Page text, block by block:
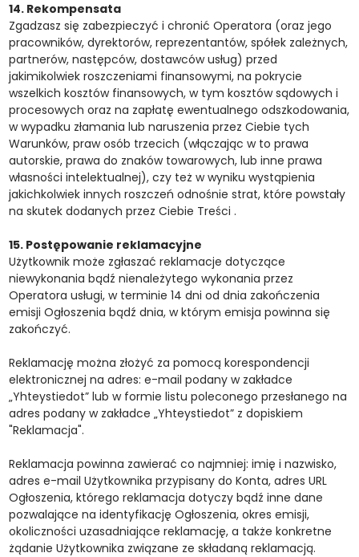
14. Rekompensata
Zgadzasz się zabezpieczyć i chronić Operatora (oraz jego
pracowników, dyrektorów, reprezentantów, spółek zależnych,
partnerów, następców, dostawców usług) przed
jakimikolwiek roszczeniami finansowymi, na pokrycie
wszelkich kosztów finansowych, w tym kosztów sądowych i
procesowych oraz na zapłatę ewentualnego odszkodowania,
w wypadku złamania lub naruszenia przez Ciebie tych
Warunków, praw osób trzecich (włączając w to prawa
autorskie, prawa do znaków towarowych, lub inne prawa
własności intelektualnej), czy też w wyniku wystąpienia
jakichkolwiek innych roszczeń odnośnie strat, które powstały
na skutek dodanych przez Ciebie Treści .
15. Postępowanie reklamacyjne
Użytkownik może zgłaszać reklamacje dotyczące
niewykonania bądź nienależytego wykonania przez
Operatora usługi, w terminie 14 dni od dnia zakończenia
emisji Ogłoszenia bądź dnia, w którym emisja powinna się
zakończyć.
Reklamację można złożyć za pomocą korespondencji
elektronicznej na adres: e-mail podany w zakładce
„Yhteystiedot” lub w formie listu poleconego przesłanego na
adres podany w zakładce „Yhteystiedot” z dopiskiem
"Reklamacja".
Reklamacja powinna zawierać co najmniej: imię i nazwisko,
adres e-mail Użytkownika przypisany do Konta, adres URL
Ogłoszenia, którego reklamacja dotyczy bądź inne dane
pozwalające na identyfikację Ogłoszenia, okres emisji,
okoliczności uzasadniające reklamację, a także konkretne
żądanie Użytkownika związane ze składaną reklamacją.